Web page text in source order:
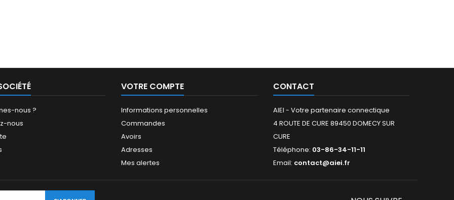
nous ?
nous
VOTRE COMPTE
Informations personnelles
Commandes
Avoirs
Adresses
Mes alertes
CONTACT
AIEI - Votre partenaire connectique
4 ROUTE DE CURE 89450 DOMECY SUR
CURE
Téléphone: 03-86-34-11-11
Email: contact@aiei.fr